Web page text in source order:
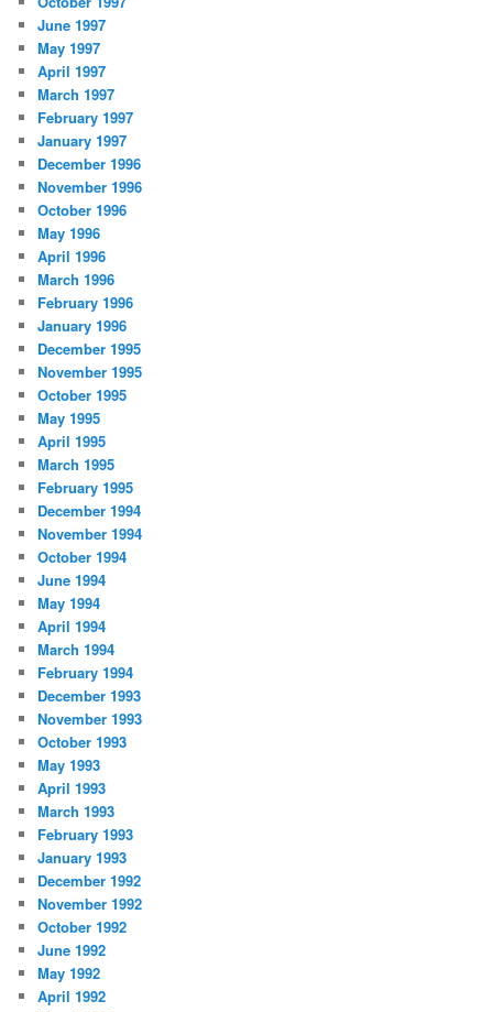
June 1997
May 1997
April 1997
March 1997
February 1997
January 1997
December 1996
November 1996
October 1996
May 1996
April 1996
March 1996
February 1996
January 1996
December 1995
November 1995
October 1995
May 1995
April 1995
March 1995
February 1995
December 1994
November 1994
October 1994
June 1994
May 1994
April 1994
March 1994
February 1994
December 1993
November 1993
October 1993
May 1993
April 1993
March 1993
February 1993
January 1993
December 1992
November 1992
October 1992
June 1992
May 1992
April 1992